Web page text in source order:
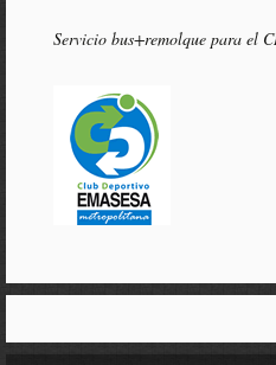
Servicio bus+remolque para el